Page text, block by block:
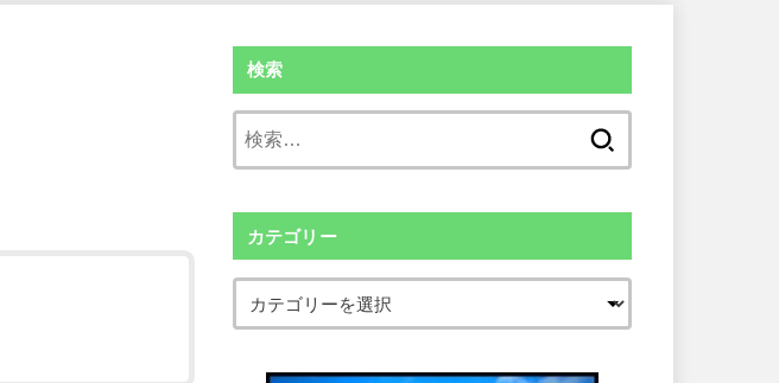
検索
カテゴリー